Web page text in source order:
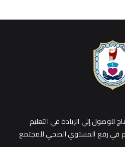
إلي الريادة في التعليم
في رفع المستوي الصحي للمجتمع